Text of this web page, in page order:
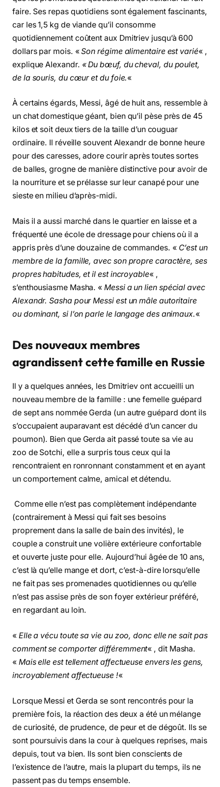
faire. Ses repas quotidiens sont également fascinants,
car les 1,5 kg de viande qu’il consomme
quotidiennement coûtent aux Dmitriev jusqu’à 600
dollars par mois. «Son régime alimentaire est varié« ,
explique Alexandr. « Du bœuf, du cheval, du poulet,
de la souris, du cœur et du foie.«
À certains égards, Messi, âgé de huit ans, ressemble à
un chat domestique géant, bien qu’il pèse près de 45
kilos et soit deux tiers de la taille d’un couguar
ordinaire. Il réveille souvent Alexandr de bonne heure
pour des caresses, adore courir après toutes sortes
de balles, grogne de manière distinctive pour avoir de
la nourriture et se prélasse sur leur canapé pour une
sieste en milieu d’après-midi.
Mais il a aussi marché dans le quartier en laisse et a
fréquenté une école de dressage pour chiens où il a
appris près d’une douzaine de commandes. « C’est un
membre de la famille, avec son propre caractère, ses
propres habitudes, et il est incroyable« ,
s’enthousiasme Masha. « Messi a un lien spécial avec
Alexandr. Sasha pour Messi est un mâle autoritaire
ou dominant, si l’on parle le langage des animaux.«
Des nouveaux membres
agrandissent cette famille en Russie
Il y a quelques années, les Dmitriev ont accueilli un
nouveau membre de la famille : une femelle guépard
de sept ans nommée Gerda (un autre guépard dont ils
s’occupaient auparavant est décédé d’un cancer du
poumon). Bien que Gerda ait passé toute sa vie au
zoo de Sotchi, elle a surpris tous ceux qui la
rencontraient en ronronnant constamment et en ayant
un comportement calme, amical et détendu.
Comme elle n’est pas complètement indépendante
(contrairement à Messi qui fait ses besoins
proprement dans la salle de bain des invités), le
couple a construit une volière extérieure confortable
et ouverte juste pour elle. Aujourd’hui âgée de 10 ans,
c’est là qu’elle mange et dort, c’est-à-dire lorsqu’elle
ne fait pas ses promenades quotidiennes ou qu’elle
n’est pas assise près de son foyer extérieur préféré,
en regardant au loin.
« Elle a vécu toute sa vie au zoo, donc elle ne sait pas
comment se comporter différemment« , dit Masha.
« Mais elle est tellement affectueuse envers les gens,
incroyablement affectueuse !«
Lorsque Messi et Gerda se sont rencontrés pour la
première fois, la réaction des deux a été un mélange
de curiosité, de prudence, de peur et de dégoût. Ils se
sont poursuivis dans la cour à quelques reprises, mais
depuis, tout va bien. Ils sont bien conscients de
l’existence de l’autre, mais la plupart du temps, ils ne
passent pas du temps ensemble.